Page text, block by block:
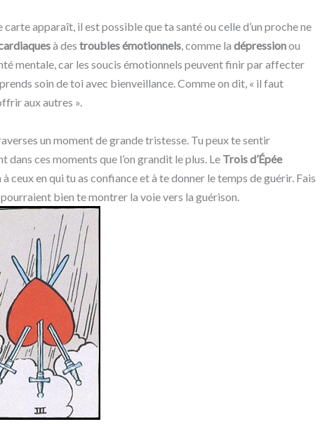
carte apparaît, il est possible que ta santé ou celle d’un proche ne
à des troubles émotionnels, comme la dépressionou
mentale, car les soucis émotionnels peuvent finir par affecter
soin de toi avec bienveillance. Comme on dit, « il faut
aux autres ».
un moment de grande tristesse. Tu peux te sentir
dans ces moments que l’on grandit le plus. Le Trois d’Épée
ceux en qui tu as confiance et à te donner le temps de guérir. Fais
bien te montrer la voie vers la guérison.